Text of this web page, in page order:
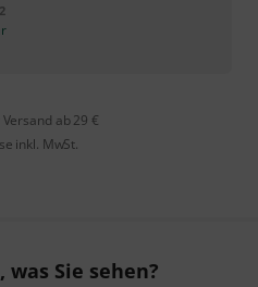
ab 29 €
inkl. MwSt.
Sie sehen?